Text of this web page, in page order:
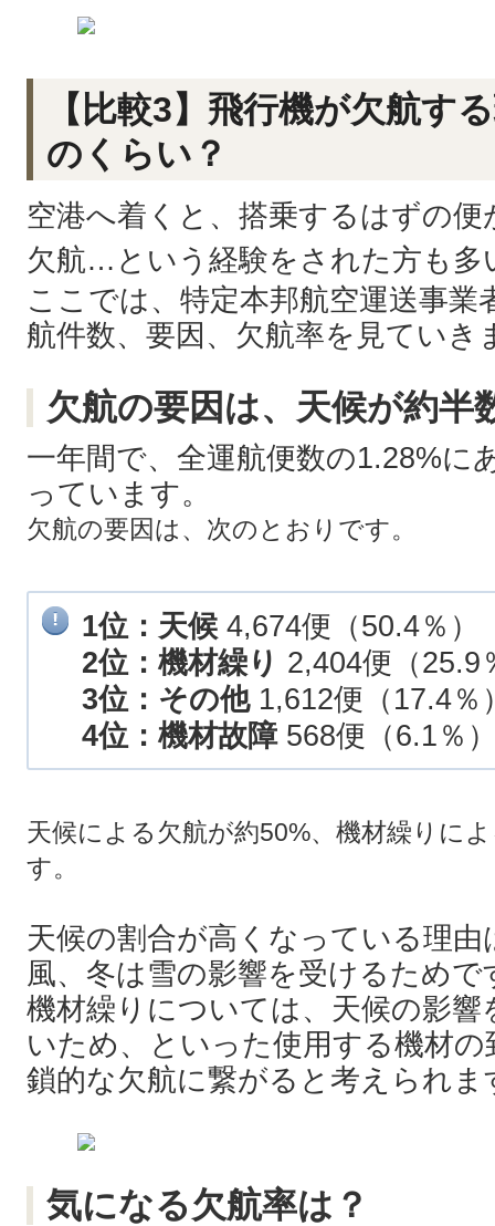
【比較3】飛行機が欠航す
のくらい？
空港へ着くと、搭乗するはずの
欠航…という経験をされた方も多
ここでは、特定本邦航空運送事業
航件数、要因、欠航率を見ていき
欠航の要因は、天候が約半
一年間で、全運航便数の1.28%に
っています。
欠航の要因は、次のとおりです。
1位：天候 4,674便（50.4％）
2位：機材繰り 2,404便（25.9
3位：その他1,612便（17.4％
4位：機材故障568便（6.1％
天候による欠航が約50%、機材繰りに
す。
天候の割合が高くなっている理
風、冬は雪の影響を受けるためで
機材繰りについては、天候の影
いため、といった使用する機材
鎖的な欠航に繋がると考えられま
気になる欠航率は？